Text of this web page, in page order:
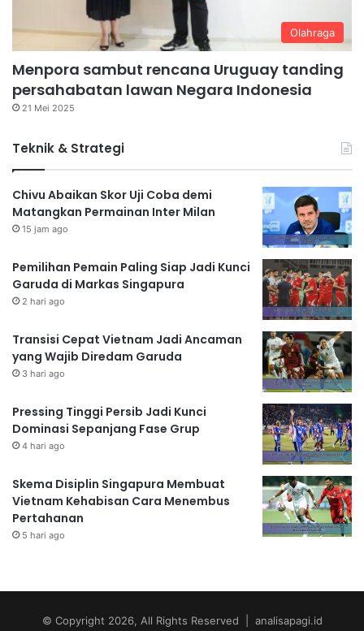
Olahraga
Menpora sambut rencana Uruguay tanding
persahabatan lawan Negara Indonesia
21 Mei 2025
Teknik & Strategi
Chivu Abaikan Skor Uji Coba demi
Matangkan Permainan Inter Milan
15 jam ago
Pemilihan Pemain Paling Siap Jadi Kunci
Garuda di Markas Singapura
2 hari ago
Transisi Cepat Vietnam Jadi Ancaman
yang Wajib Diredam Garuda
3 hari ago
Pressing Tinggi Persib Jadi Kunci
Dominasi Sepanjang Fase Grup
4 hari ago
Skema Disiplin Singapura Membuat
Vietnam Kehabisan Cara Menembus
Pertahanan
5 hari ago
© Copyright 2026, All Rights Reserved | analisapagi.id